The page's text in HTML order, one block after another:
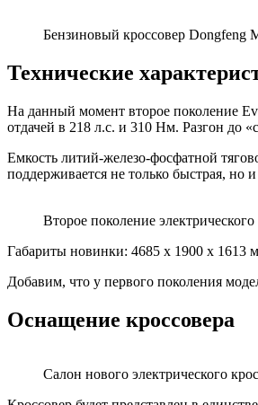
Бензиновый кроссовер Dongfeng
Технические
На данный момент второе поколение
отдачей в 218 л.с. и 310 Нм. Разгон до
Емкость литий-железо-фосфатной
поддерживается не только быстрая, но
Второе поколение
Габариты новинки: 4685 х 1900 х 1613
Добавим, что у первого поколения
Оснащение кроссовера
Салон нового электрического